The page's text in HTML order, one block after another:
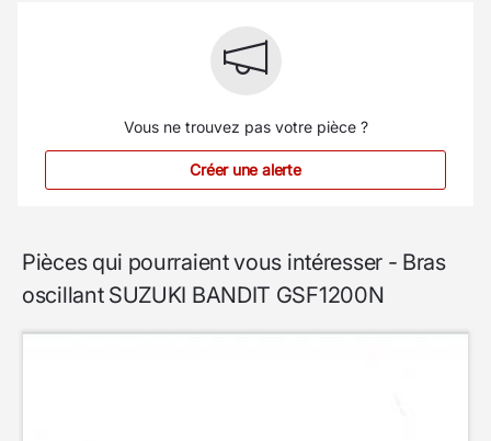
Vous ne trouvez pas votre pièce ?
Créer une alerte
Pièces qui pourraient vous intéresser - Bras
oscillant SUZUKI BANDIT GSF1200N